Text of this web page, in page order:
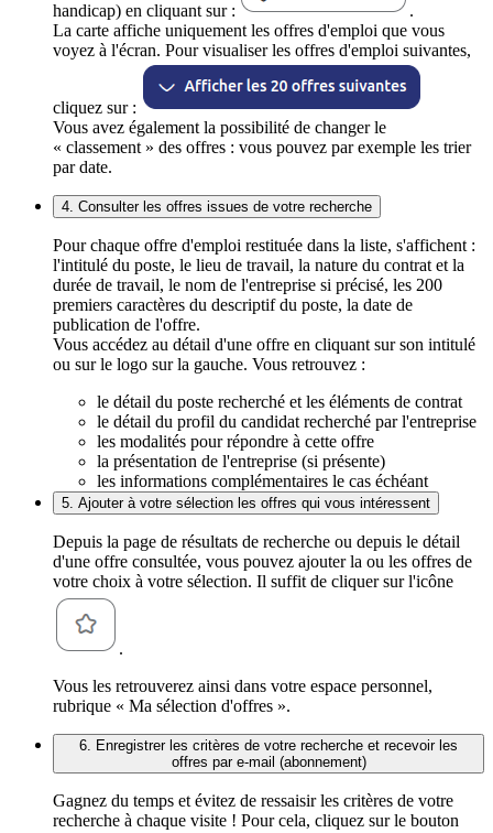
handicap) en cliquant sur :
.
La carte affiche uniquement les offres d'emploi que vous
voyez à l'écran. Pour visualiser les offres d'emploi suivantes,
cliquez sur :
Vous avez également la possibilité de changer le
« classement » des offres : vous pouvez par exemple les trier
par date.
4. Consulter les offres issues de votre recherche
Pour chaque offre d'emploi restituée dans la liste, s'affichent :
l'intitulé du poste, le lieu de travail, la nature du contrat et la
durée de travail, le nom de l'entreprise si précisé, les 200
premiers caractères du descriptif du poste, la date de
publication de l'offre.
Vous accédez au détail d'une offre en cliquant sur son intitulé
ou sur le logo sur la gauche. Vous retrouvez :
le détail du poste recherché et les éléments de contrat
le détail du profil du candidat recherché par l'entreprise
les modalités pour répondre à cette offre
la présentation de l'entreprise (si présente)
les informations complémentaires le cas échéant
5. Ajouter à votre sélection les offres qui vous intéressent
Depuis la page de résultats de recherche ou depuis le détail
d'une offre consultée, vous pouvez ajouter la ou les offres de
votre choix à votre sélection. Il suffit de cliquer sur l'icône
.
Vous les retrouverez ainsi dans votre espace personnel,
rubrique « Ma sélection d'offres ».
6. Enregistrer les critères de votre recherche et recevoir les
offres par e-mail (abonnement)
Gagnez du temps et évitez de ressaisir les critères de votre
recherche à chaque visite ! Pour cela, cliquez sur le bouton